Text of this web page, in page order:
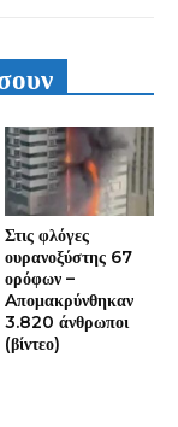
Στις φλόγες
ουρανοξύστης 67
ορόφων –
Aπομακρύνθηκαν
3.820 άνθρωποι
(βίντεο)